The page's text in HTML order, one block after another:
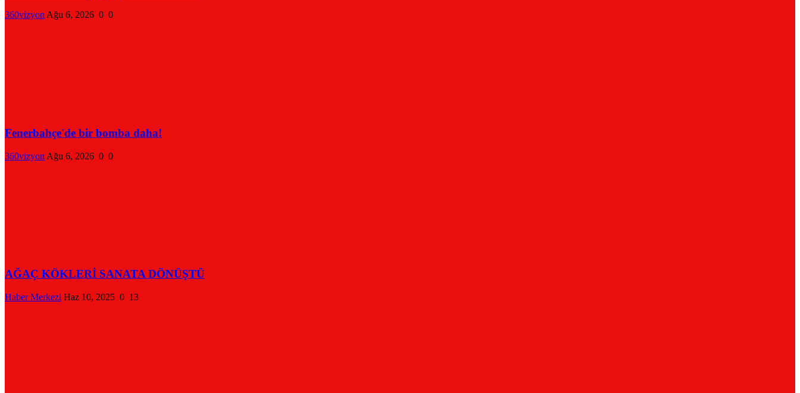
360vizyon Ağu 6, 2026 0 0
Fenerbahçe'de bir bomba daha!
360vizyon Ağu 6, 2026 0 0
AĞAÇ KÖKLERİ SANATA DÖNÜŞTÜ
Haber Merkezi Haz 10, 2025 0 13